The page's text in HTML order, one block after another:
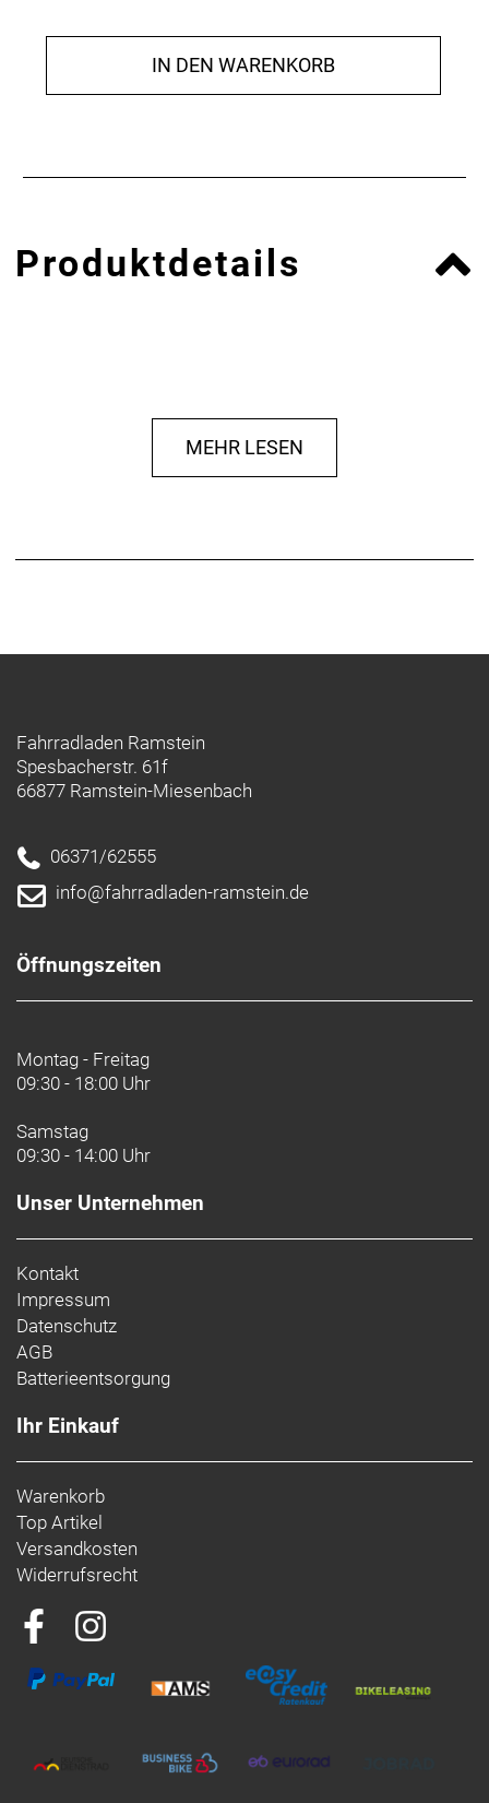
IN DEN WARENKORB
Produktdetails
MEHR LESEN
Fahrradladen Ramstein
Spesbacherstr. 61f
66877 Ramstein-Miesenbach
06371/62555
info@fahrradladen-ramstein.de
Öffnungszeiten
Montag - Freitag
09:30 - 18:00 Uhr
Samstag
09:30 - 14:00 Uhr
Unser Unternehmen
Kontakt
Impressum
Datenschutz
AGB
Batterieentsorgung
Ihr Einkauf
Warenkorb
Top Artikel
Versandkosten
Widerrufsrecht